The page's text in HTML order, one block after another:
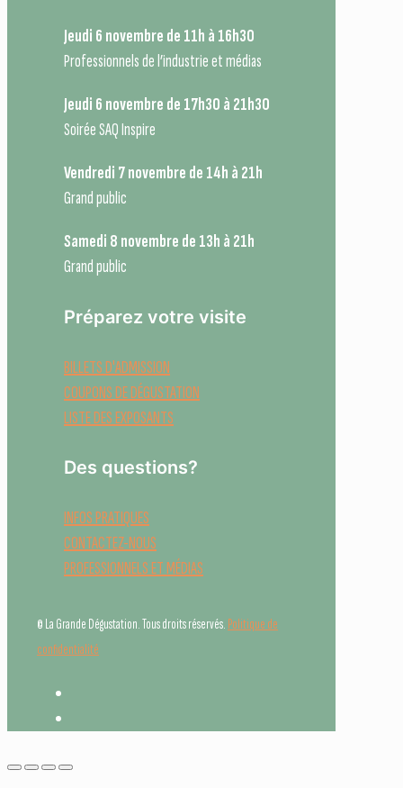
Jeudi 6 novembre de 11h à 16h30
Professionnels de l’industrie et médias
Jeudi 6 novembre de 17h30 à 21h30
Soirée SAQ Inspire
Vendredi 7 novembre de 14h à 21h
Grand public
Samedi 8 novembre de 13h à 21h
Grand public
Préparez votre visite
BILLETS D'ADMISSION
COUPONS DE DÉGUSTATION
LISTE DES EXPOSANTS
Des questions?
INFOS PRATIQUES
CONTACTEZ-NOUS
PROFESSIONNELS ET MÉDIAS
© La Grande Dégustation. Tous droits réservés. Politique de
confidentialité